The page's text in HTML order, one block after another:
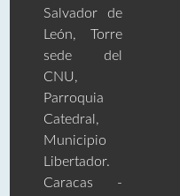
Salvador de
León, Torre
sede del
CNU,
Parroquia
Catedral,
Municipio
Libertador.
Caracas -